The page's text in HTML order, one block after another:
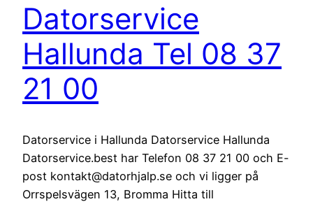
Datorservice
Hallunda Tel 08 37
21 00
Datorservice i Hallunda Datorservice Hallunda
Datorservice.best har Telefon 08 37 21 00 och E-
post kontakt@datorhjalp.se och vi ligger på
Orrspelsvägen 13, Bromma Hitta till